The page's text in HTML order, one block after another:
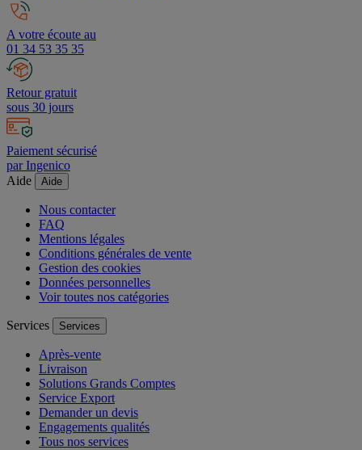
A votre écoute au
01 34 53 35 35
Retour gratuit
sous 30 jours
Paiement sécurisé
par Ingenico
Aide
Aide
Nous contacter
FAQ
Mentions légales
Conditions générales de vente
Gestion des cookies
Données personnelles
Voir toutes nos catégories
Services Services
Après-vente
Livraison
Solutions Grands Comptes
Service Export
Demander un devis
Engagements qualités
Tous nos services